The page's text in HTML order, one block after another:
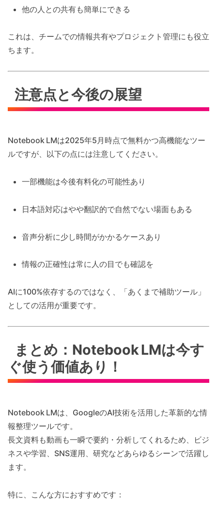
他の人との共有も簡単にできる
これは、チームでの情報共有やプロジェクト管理にも役立
ちます。
注意点と今後の展望
Notebook LMは2025年5月時点で無料かつ高機能なツー
ルですが、以下の点には注意してください。
一部機能は今後有料化の可能性あり
日本語対応はやや翻訳的で自然でない場面もある
音声分析に少し時間がかかるケースあり
情報の正確性は常に人の目でも確認を
AIに100%依存するのではなく、「あくまで補助ツール」
としての活用が重要です。
まとめ：Notebook LMは今す
ぐ使う価値あり！
Notebook LMは、GoogleのAI技術を活用した革新的な情
報整理ツールです。
長文資料も動画も一瞬で要約・分析してくれるため、ビジ
ネスや学習、SNS運用、研究などあらゆるシーンで活躍し
ます。
特に、こんな方におすすめです：